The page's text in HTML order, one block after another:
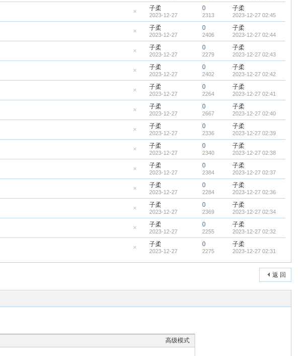
藏
置
帖
藏
置
帖
子柔
2023-12-27
0
2313
子柔
2023-12-27 02:45
藏
置
帖
子柔
2023-12-27
0
2406
子柔
2023-12-27 02:44
藏
置
帖
子柔
2023-12-27
0
2279
子柔
2023-12-27 02:43
藏
置
帖
子柔
2023-12-27
0
2402
子柔
2023-12-27 02:42
藏
置
帖
子柔
2023-12-27
0
2264
子柔
2023-12-27 02:41
藏
置
帖
子柔
2023-12-27
0
2667
子柔
2023-12-27 02:40
藏
置
帖
子柔
2023-12-27
0
2336
子柔
2023-12-27 02:39
藏
置
帖
子柔
2023-12-27
0
2340
子柔
2023-12-27 02:38
藏
置
帖
子柔
2023-12-27
0
2384
子柔
2023-12-27 02:37
藏
置
帖
子柔
2023-12-27
0
2284
子柔
2023-12-27 02:36
藏
置
帖
子柔
2023-12-27
0
2369
子柔
2023-12-27 02:34
藏
置
子柔
2023-12-27
0
2255
子柔
2023-12-27 02:32
子柔
2023-12-27
0
2275
子柔
2023-12-27 02:31
返 回
高级模式